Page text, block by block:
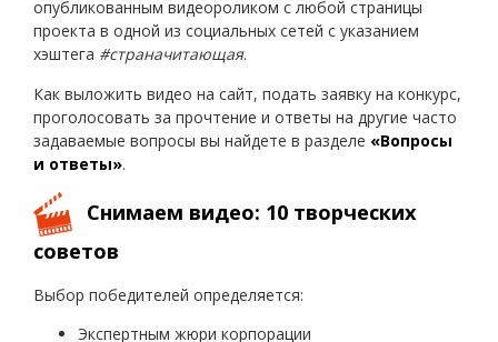
опубликованным видеороликом с любой страницы
проекта в одной из социальных сетей с указанием
хэштега #страначитающая.
Как выложить видео на сайт, подать заявку на конкурс,
проголосовать за прочтение и ответы на другие часто
задаваемые вопросы вы найдете в разделе «Вопросы
и ответы».
Снимаем видео: 10 творческих
советов
Выбор победителей определяется:
Экспертным жюри корпорации